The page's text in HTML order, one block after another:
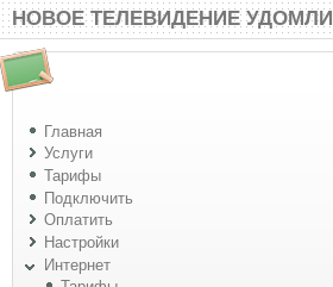
Перейти к основному содержанию
Skip to search
НОВОЕ ТЕЛЕВИДЕНИЕ УДОМЛИ
Главная
Услуги
Тарифы
Подключить
Оплатить
Настройки
Интернет